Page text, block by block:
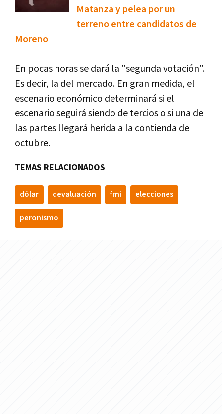
Matanza y pelea por un
terreno entre candidatos de
Moreno
En pocas horas se dará la "segunda votación".
Es decir, la del mercado. En gran medida, el
escenario económico determinará si el
escenario seguirá siendo de tercios o si una de
las partes llegará herida a la contienda de
octubre.
TEMAS RELACIONADOS
dólar devaluación fmi elecciones
peronismo